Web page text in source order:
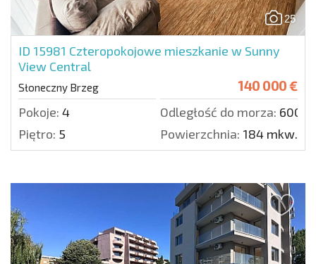
25
ID 15981 Czteropokojowe mieszkanie w Sunny
View Central
Słoneczny Brzeg 140 000 €
Pokoje: 4 Odległość do morza: 600
Piętro: 5 Powierzchnia: 184 mkw.